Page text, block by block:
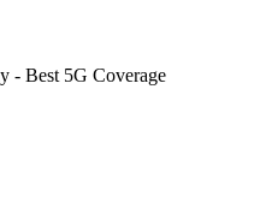
- Best 5G Coverage